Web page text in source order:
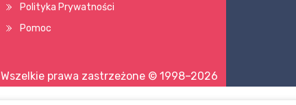
Polityka Prywatności
Pomoc
Wszelkie prawa zastrzeżone © 1998–2026